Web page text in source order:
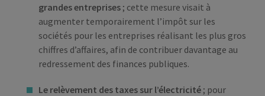
grandes entreprises ; cette mesure visait à
augmenter temporairement l’impôt sur les
sociétés pour les entreprises réalisant les plus gros
chiffres d’affaires, afin de contribuer davantage au
redressement des finances publiques.
Le relèvement des taxes sur l’électricité ; pour